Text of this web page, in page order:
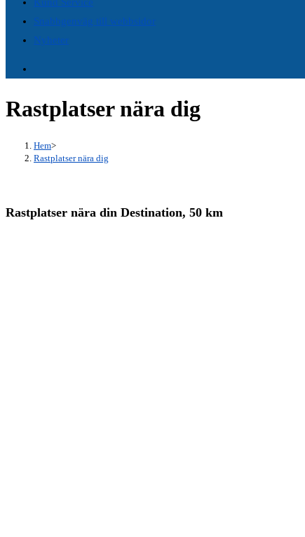
Snabbgenväg till webbsidor
Nyheter
Rastplatser nära dig
Hem>
Rastplatser nära dig
Rastplatser nära din Destination, 50 km